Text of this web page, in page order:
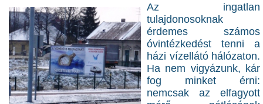
Az ingatlan
tulajdonosoknak
érdemes számos
óvintézkedést tenni a
házi vízellátó hálózaton.
Ha nem vigyázunk, kár
fog minket érni:
nemcsak az elfagyott